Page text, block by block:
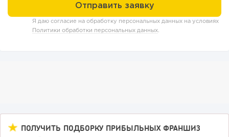
Я даю согласие на обработку персональных данных на условиях
Политики обработки персональных данных.
ПОЛУЧИТЬ ПОДБОРКУ ПРИБЫЛЬНЫХ ФРАНШИЗ